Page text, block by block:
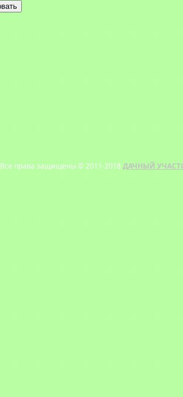
Все права защищены © 2011-2018 ДАЧНЫЙ